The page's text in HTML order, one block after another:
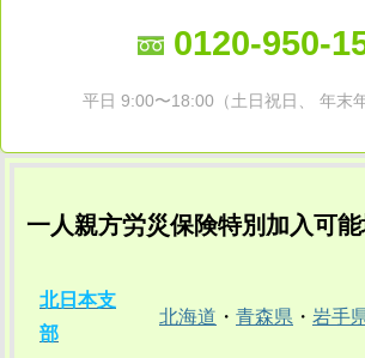
0120-950-
平日 9:00〜18:00（土日祝日、 年末
一人親方労災保険特別加入可
北日本支
部
北海道 ・ 青森県 ・ 岩手